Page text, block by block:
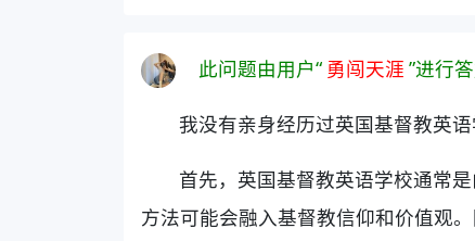
此问题由用户“ 勇闯天涯 ”进行
我没有亲身经历过英国基督教英
首先，英国基督教英语学校通常
方法可能会融入基督教信仰和价值观